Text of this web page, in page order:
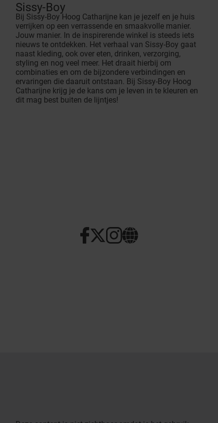
Sissy-Boy
Bij Sissy-Boy Hoog Catharijne kan je jezelf en je huis
verrijken op een verrassende en smaakvolle manier.
Jouw manier. In de inspirerende winkel is steeds iets
nieuws te ontdekken. Het verhaal van Sissy-Boy gaat
naast kleding, ook over eten, drinken, verzorging,
styling en nog veel meer. Het draait hierbij om
combinaties en om de bijzondere verbindingen en
ervaringen die daaruit ontstaan. Bij Sissy-Boy Hoog
Catharijne krijg je de kans om je leven in te kleuren en
dit mag best buiten de lijntjes!